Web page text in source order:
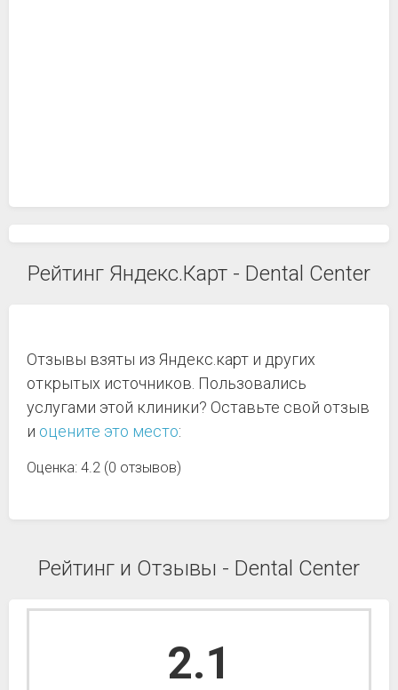
Рейтинг Яндекс.Карт - Dental Center
Отзывы взяты из Яндекс.карт и других
открытых источников. Пользовались
услугами этой клиники? Оставьте свой отзыв
и оцените это место:
Оценка: 4.2 (0 отзывов)
Рейтинг и Отзывы - Dental Center
2.1